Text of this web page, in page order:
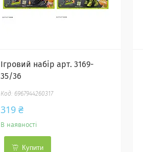
Ігровий набір арт. 3169-
35/36
6967944260317
319 ₴
В наявності
Купити